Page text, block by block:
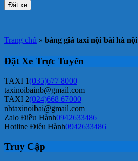
Trang chủ » bảng giá taxi nội bài hà nội
Đặt Xe Trực Tuyến
TAXI 1(035)677 8000
taxinoibainb@gmail.com
TAXI 2(024)668 67000
nbtaxinoibai@gmail.com
Zalo Điều Hành0942633486
Hotline Điều Hành0942633486
Truy Cập